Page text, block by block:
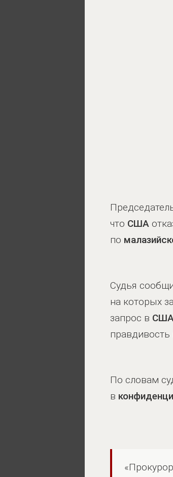
что США
по
Судья
на которых
запрос в
правдивость
По словам
в